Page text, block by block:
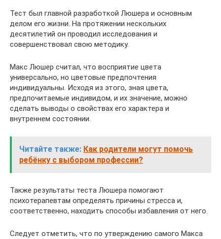
Тест был главной разработкой Люшера и основным
делом его жизни. На протяжении нескольких
десятилетий он проводил исследования и
совершенствовал свою методику.
Макс Люшер считал, что восприятие цвета
универсально, но цветовые предпочтения
индивидуальны. Исходя из этого, зная цвета,
предпочитаемые индивидом, и их значение, можно
сделать выводы о свойствах его характера и
внутреннем состоянии.
Читайте также: Как родители могут помочь
ребёнку с выбором профессии?
Также результаты теста Люшера помогают
психотерапевтам определять причины стресса и,
соответственно, находить способы избавления от него.
Следует отметить, что по утверждению самого Макса